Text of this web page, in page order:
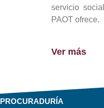
servicio
PAOT ofrece.
Ver más
PROCURADURÍA